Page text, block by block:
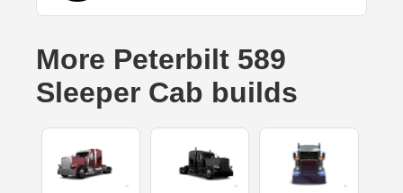
More Peterbilt 589
Sleeper Cab builds